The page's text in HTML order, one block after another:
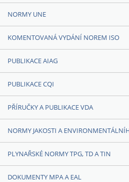
NORMY UNE
KOMENTOVANÁ VYDÁNÍ NOREM ISO
PUBLIKACE AIAG
PUBLIKACE CQI
PŘÍRUČKY A PUBLIKACE VDA
NORMY JAKOSTI A
PLYNAŘSKÉ NORMY TPG, TD A TIN
DOKUMENTY MPA A EAL